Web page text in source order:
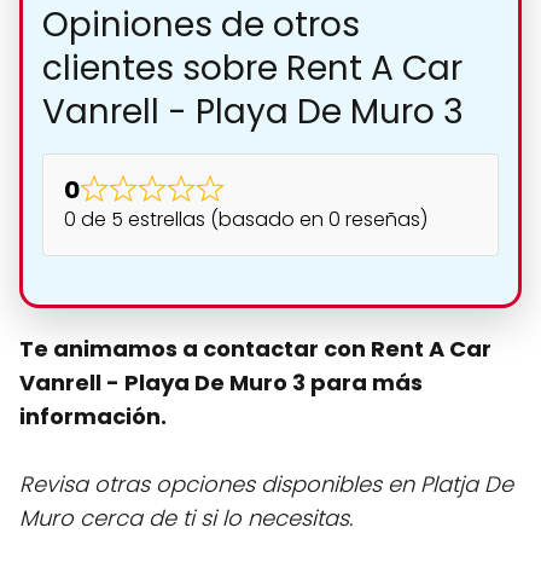
Opiniones de otros
clientes sobre Rent A Car
Vanrell - Playa De Muro 3
0
0 de 5 estrellas (basado en 0 reseñas)
Te animamos a contactar con Rent A Car
Vanrell - Playa De Muro 3 para más
información.
Revisa otras opciones disponibles en Platja De
Muro cerca de ti si lo necesitas.